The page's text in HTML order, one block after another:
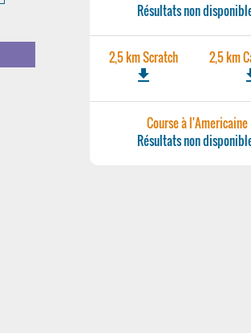
Résultats non
2,5 km Scratch
file_download
2,5 km
Course à l'Americaine
Résultats non